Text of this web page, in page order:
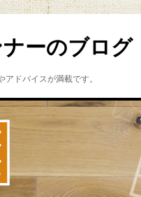
ーのブログ
ドバイスが満載です。